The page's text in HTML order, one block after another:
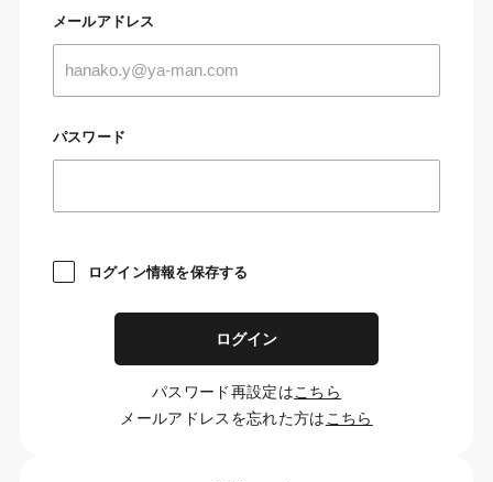
メールアドレス
パスワード
ログイン情報を保存する
ログイン
パスワード再設定はこちら
メールアドレスを忘れた方は こちら